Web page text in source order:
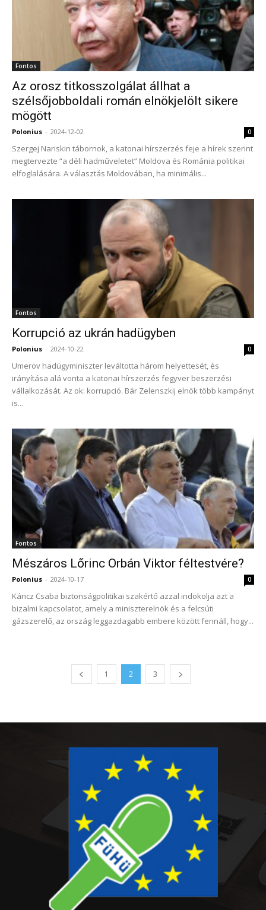
Fontos
Az orosz titkosszolgálat állhat a
szélsőjobboldali román elnökjelölt sikere
mögött
Polonius - 2024-12-02 0
Szergej Nariskin tábornok, a katonai hírszerzés feje a hírek szerint
megtervezte “a déli hadműveletet” Moldova és Románia politikai
elfoglalására. A választás Moldovában, ha minimális...
Fontos
Korrupció az ukrán hadügyben
Polonius - 2024-10-22 0
Umerov hadügyminiszter leváltotta három helyettesét, és
irányítása alá vonta a katonai hírszerzés fegyver beszerzési
vállalkozását. Az ok: korrupció. Bár Zelenszkij elnök több kampányt
is...
Fontos
Mészáros Lőrinc Orbán Viktor féltestvére?
Polonius - 2024-10-17 0
Káncz Csaba biztonságpolitikai szakértő azzal indokolja azt a
bizalmi kapcsolatot, amely a miniszterelnök és a felcsúti
gázszerelő, az ország leggazdagabb embere között fennáll, hogy...
1 2 3